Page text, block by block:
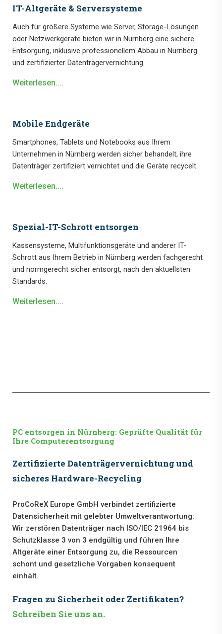
IT-Altgeräte & Serversysteme
Auch für größere Systeme wie Server, Storage-Lösungen
oder Netzwerkgeräte bieten wir in Nürnberg eine sichere
Entsorgung, inklusive professionellem Abbau in Nürnberg
und zertifizierter Datenträgervernichtung.
Weiterlesen....
Mobile Endgeräte
Smartphones, Tablets und Notebooks aus Ihrem
Unternehmen in Nürnberg werden sicher behandelt, ihre
Datenträger zertifiziert vernichtet und die Geräte recycelt.
Weiterlesen....
Spezial-IT-Schrott entsorgen
Kassensysteme, Multifunktionsgeräte und anderer IT-
Schrott aus Ihrem Betrieb in Nürnberg werden fachgerecht
und normgerecht sicher entsorgt, nach den aktuellsten
Standards.
Weiterlesen....
PC entsorgen in Nürnberg: Geprüfte Qualität für
Ihre Computerentsorgung
Zertifizierte Datenträgervernichtung und
sicheres Hardware-Recycling
ProCoReX Europe GmbH verbindet zertifizierte
Datensicherheit mit gelebter Umweltverantwortung:
Wir zerstören Datenträger nach ISO/IEC 21964 bis
Schutzklasse 3 von 3 endgültig und führen Ihre
Altgeräte einer Entsorgung zu, die Ressourcen
schont und gesetzliche Vorgaben konsequent
einhält.
Fragen zu Sicherheit oder Zertifikaten?
Schreiben Sie uns an.